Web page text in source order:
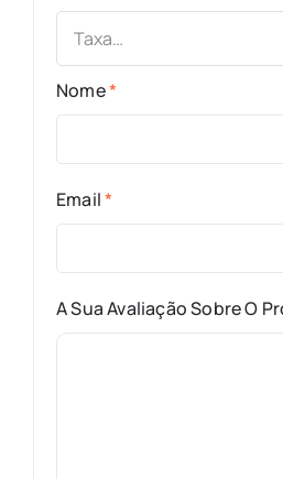
A Sua Avaliação Sobre O
Nome*
Email*